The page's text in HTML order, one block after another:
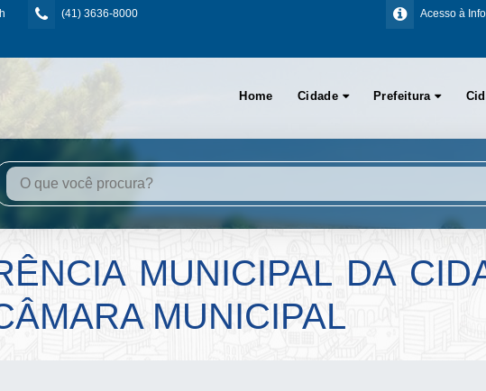
(41) 3636-8000 Acesso à
Home Cidade Prefeitura
MUNICIPAL DA
MUNICIPAL